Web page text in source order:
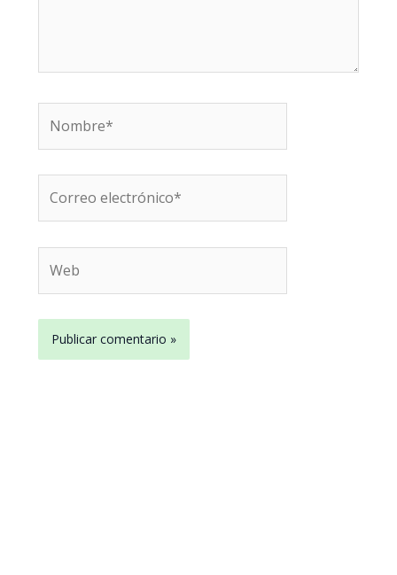
electrónico*